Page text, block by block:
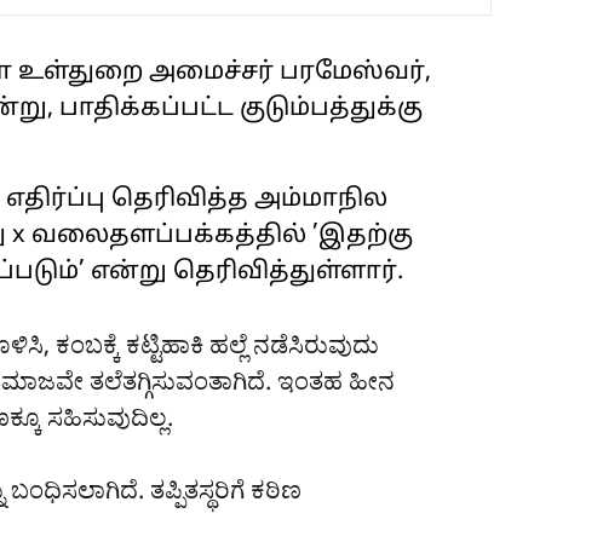
உள்துறை அமைச்சர் பரமேஸ்வர்,
பாதிக்கப்பட்ட குடும்பத்துக்கு
தெரிவித்த அம்மாநில
x வலைதளப்பக்கத்தில் ’இதற்கு
என்று தெரிவித்துள்ளார்.
ಕಂಬಕ್ಕೆ ಕಟ್ಟಿಹಾಕಿ ಹಲ್ಲೆ ನಡೆಸಿರುವುದು
ತಲೆತಗ್ಗಿಸುವಂತಾಗಿದೆ. ಇಂತಹ ಹೀನ
ಸಹಿಸುವುದಿಲ್ಲ.
ತಪ್ಪಿತಸ್ಥರಿಗೆ ಕಠಿಣ